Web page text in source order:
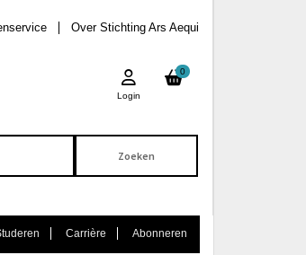
Over Stichting Ars Aequi
0
Login
Carrière Abonneren